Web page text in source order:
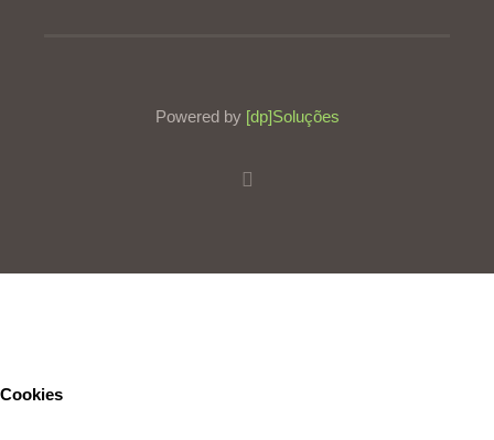
Powered by [dp]Soluções
Cookies